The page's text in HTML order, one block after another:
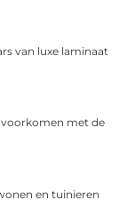
van luxe laminaat
met de
en tuinieren